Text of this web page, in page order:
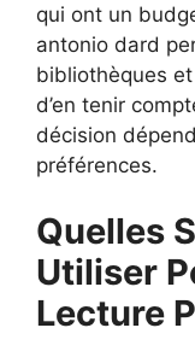
qui ont un
antonio dard
bibliothèques
d’en tenir
décision
préférences.
Quelles
Utiliser
Lecture